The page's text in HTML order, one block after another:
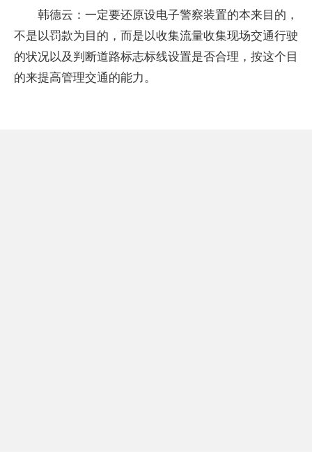
韩德云：一定要还原设电子警察装置的本来目的，
不是以罚款为目的，而是以收集流量收集现场交通行驶
的状况以及判断道路标志标线设置是否合理，按这个目
的来提高管理交通的能力。